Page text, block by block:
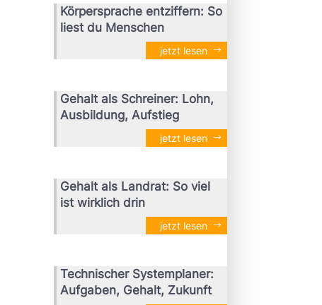
Körpersprache entziffern: So
liest du Menschen
jetzt lesen
Gehalt als Schreiner: Lohn,
Ausbildung, Aufstieg
jetzt lesen
Gehalt als Landrat: So viel
ist wirklich drin
jetzt lesen
Technischer Systemplaner:
Aufgaben, Gehalt, Zukunft